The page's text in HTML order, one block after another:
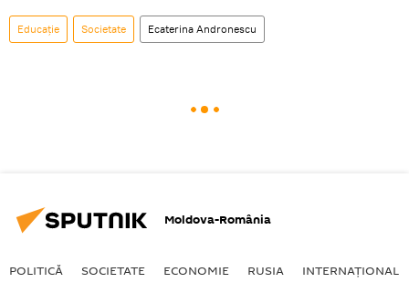
Educație Societate Ecaterina Andronescu
Moldova-România
POLITICĂ SOCIETATE ECONOMIE RUSIA INTERNAŢIONAL